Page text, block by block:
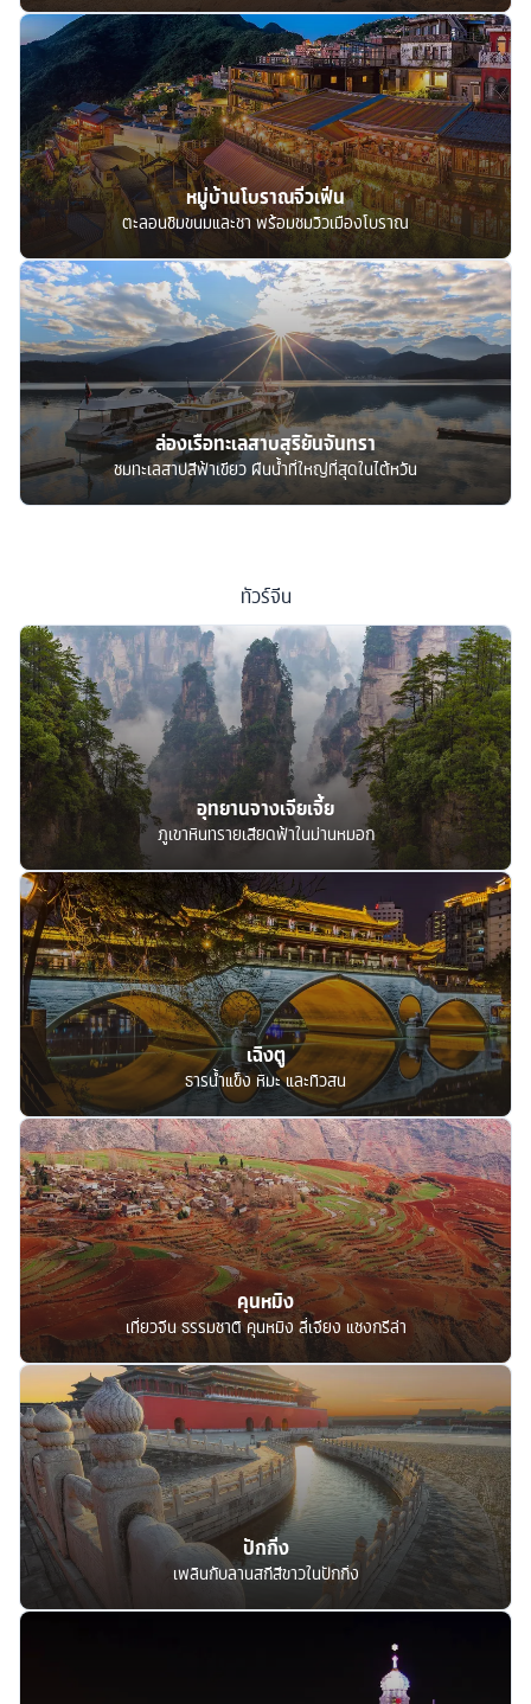
หมู่บ้านโบราณจิ่วเฟิ่น
ตะลอนชิมขนมและชา พร้อมชมวิวเมืองโบราณ
ล่องเรือทะเลสาบสุริยันจันทรา
ชมทะเลสาปสีฟ้าเขียว ผืนน้ำที่ใหญ่ที่สุดในไต้หวัน
ทัวร์จีน
อุทยานจางเจียเจี้ย
ภูเขาหินทรายเสียดฟ้าในม่านหมอก
เฉิงตู
ธารน้ำแข็ง หิมะ และทิวสน
คุนหมิง
เที่ยวจีน ธรรมชาติ คุนหมิง ลี่เจียง แชงกรีล่า
ปักกิ่ง
เพลินกับลานสกีสีขาวในปักกิ่ง